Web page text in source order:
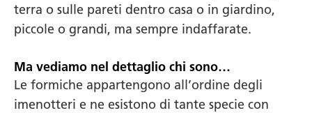
terra o sulle pareti dentro casa o in giardino,
piccole o grandi, ma sempre indaffarate.
Ma vediamo nel dettaglio chi sono…
Le formiche appartengono all’ordine degli
imenotteri e ne esistono di tante specie con